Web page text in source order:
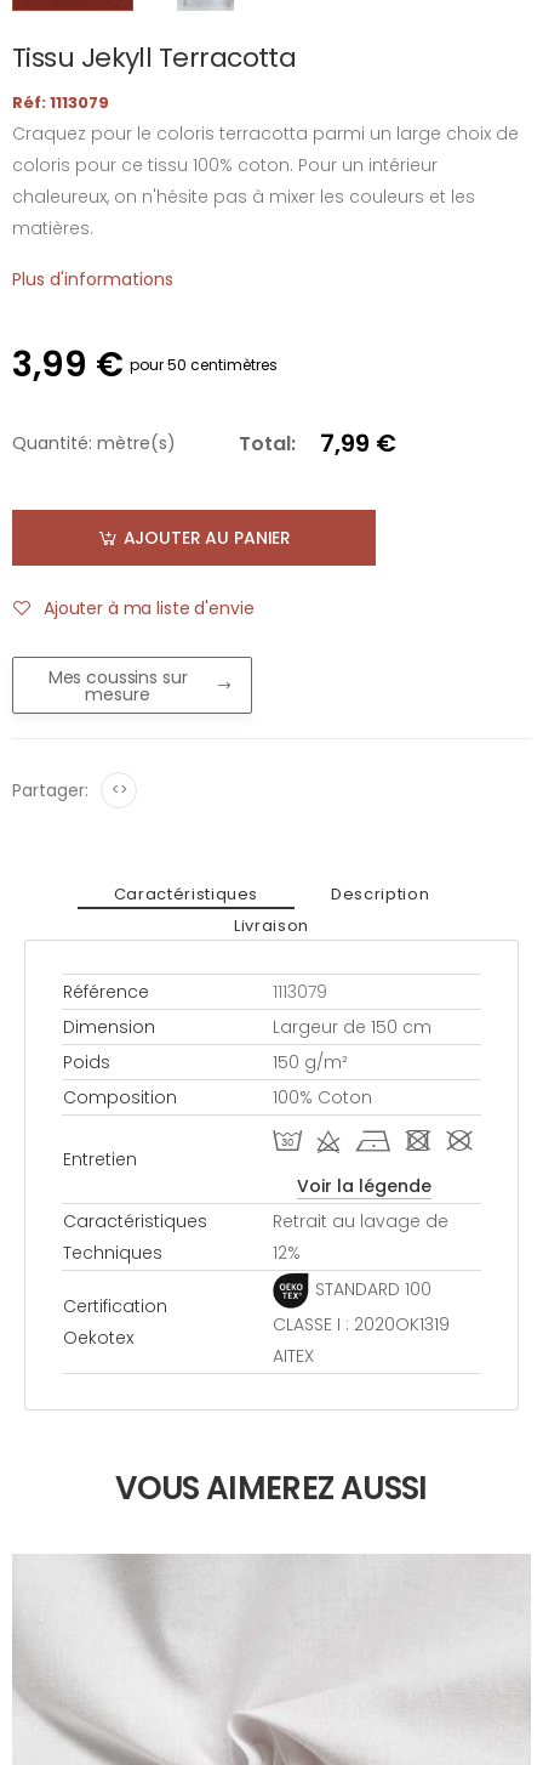
Tissu Jekyll Terracotta
Réf: 1113079
Craquez pour le coloris terracotta parmi un large choix de
coloris pour ce tissu 100% coton. Pour un intérieur
chaleureux, on n'hésite pas à mixer les couleurs et les
matières.
Plus d'informations
3,99 € pour 50 centimètres
Quantité: mètre(s) Total: 7,99 €
AJOUTER AU PANIER
Ajouter à ma liste d'envie
Mes coussins sur
mesure
Partager: <>
Caractéristiques
Description
Livraison
Référence
1113079
Dimension
Largeur de 150 cm
Poids
150 g/m²
Composition
100% Coton
Entretien
T d h - #
Voir la légende
Caractéristiques
Techniques
Retrait au lavage de
12%
Certification
Oekotex
STANDARD 100
CLASSE I : 2020OK1319
AITEX
VOUS AIMEREZ AUSSI